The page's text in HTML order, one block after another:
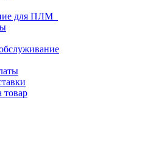
для ПЛМ
товар